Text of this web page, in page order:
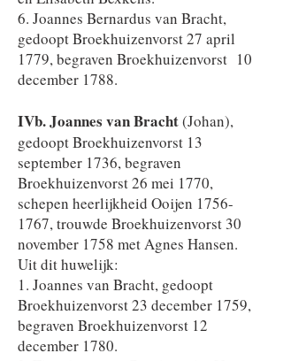
6. Joannes Bernardus van Bracht,
gedoopt Broekhuizenvorst 27 april
1779, begraven Broekhuizenvorst 10
december 1788.
IVb. Joannes van Bracht(Johan),
gedoopt Broekhuizenvorst 13
september 1736, begraven
Broekhuizenvorst 26 mei 1770,
schepen heerlijkheid Ooijen 1756-
1767, trouwde Broekhuizenvorst 30
november 1758 met Agnes Hansen.
Uit dit huwelijk:
1. Joannes van Bracht, gedoopt
Broekhuizenvorst 23 december 1759,
begraven Broekhuizenvorst 12
december 1780.